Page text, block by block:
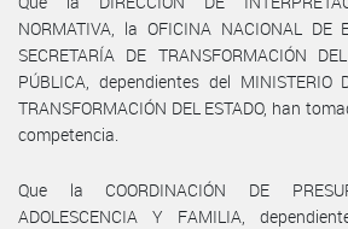
NORMATIVA, la OFICINA NACIONAL DE
SECRETARÍA DE TRANSFORMACIÓN
PÚBLICA, dependientes del MINISTERIO
TRANSFORMACIÓN DEL ESTADO, han
competencia.
Que la COORDINACIÓN DE
ADOLESCENCIA Y FAMILIA,